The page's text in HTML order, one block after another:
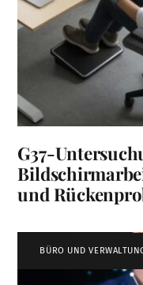
G37-
und
BÜRO UND